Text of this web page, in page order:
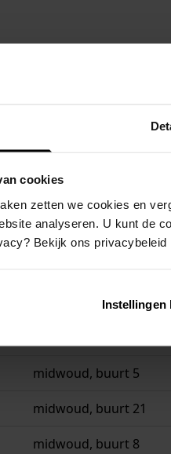
cookies
zetten we cookies en
analyseren. U kunt de
Bekijk ons privacybeleid
Instellingen
midwoud, buurt 27
midwoud, buurt 5
midwoud, buurt 21
midwoud, buurt 8